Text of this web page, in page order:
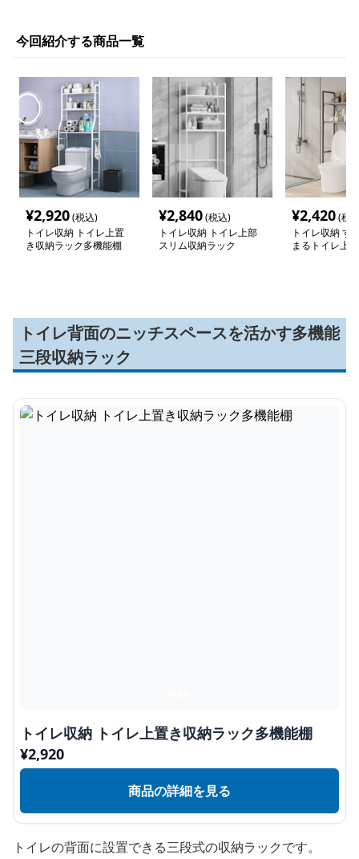
今回紹介する商品一覧
¥2,920(税込)
トイレ収納 トイレ上置
き収納ラック多機能棚
¥2,840(税込)
トイレ収納 トイレ上部
スリム収納ラック
¥2,420(税
トイレ収納 す
まるトイレ上
トイレ背面のニッチスペースを活かす多機能
三段収納ラック
トイレ収納 トイレ上置き収納ラック多機能棚
¥2,920
商品の詳細を見る
トイレの背面に設置できる三段式の収納ラックです。